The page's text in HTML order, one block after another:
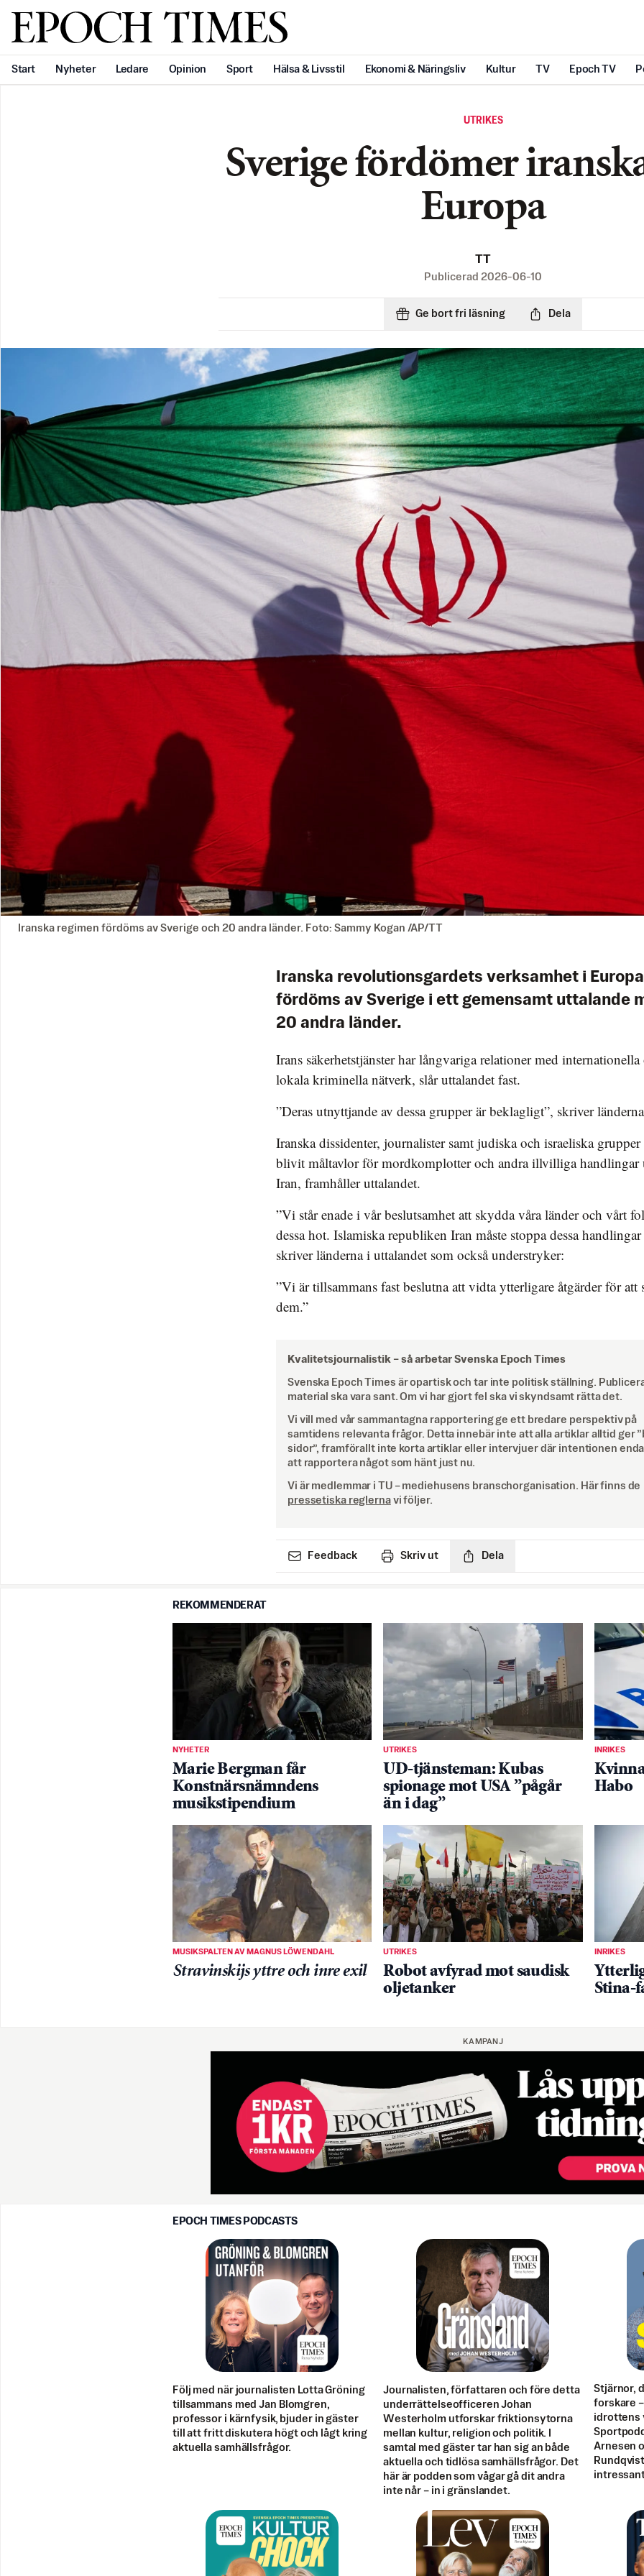
Svenska Epoch Times
Start Nyheter Ledare Opinion Sport Hälsa & Livsstil Ekonomi & Näringsliv Kultur TV Epoch TV
UTRIKES
Sverige fördömer
Europa
TT
Publicerad 2026-06-10
Ge bort fri läsning Dela
Iranska regimen fördöms av Sverige och 20 andra länder. Foto: Sammy Kogan /AP/TT
Iranska revolutionsgardets verksamhet i Europa
fördöms av Sverige i ett gemensamt uttalande
20 andra länder.
Irans säkerhetstjänster har långvariga relationer med internationella
lokala kriminella nätverk, slår uttalandet fast.
”Deras utnyttjande av dessa grupper är beklagligt”, skriver
Iranska dissidenter, journalister samt judiska och israeliska grupper
blivit måltavlor för mordkomplotter och andra illvilliga handlingar
Iran, framhåller uttalandet.
”Vi står enade i vår beslutsamhet att skydda våra länder och vårt
dessa hot. Islamiska republiken Iran måste stoppa dessa
skriver länderna i uttalandet som också understryker:
”Vi är tillsammans fast beslutna att vidta ytterligare åtgärder för att
dem.”
Kvalitetsjournalistik – så arbetar Svenska Epoch Times
Svenska Epoch Times är opartisk och tar inte politisk ställning.
material ska vara sant. Om vi har gjort fel ska vi skyndsamt rätta det.
Vi vill med vår sammantagna rapportering ge ett bredare perspektiv på
samtidens relevanta frågor. Detta innebär inte att alla artiklar alltid ger
sidor”, framförallt inte korta artiklar eller intervjuer där intentionen
att rapportera något som hänt just nu.
Vi är medlemmar i TU – mediehusens branschorganisation. Här finns de
pressetiska reglerna vi följer.
Feedback Skriv ut Dela
REKOMMENDERAT
NYHETER
Marie Bergman får
Konstnärsnämndens
musikstipendium
UTRIKES
UD-tjänsteman: Kubas
spionage mot USA ”pågår
än i dag”
INRIKES
Habo
MUSIKSPALTEN AV MAGNUS LÖWENDAHL
Stravinskijs yttre och inre exil
UTRIKES
Robot avfyrad mot saudisk
oljetanker
INRIKES
Stina-
KAMPANJ
EPOCH TIMES PODCASTS
Följ med när journalisten Lotta Gröning
tillsammans med Jan Blomgren,
professor i kärnfysik, bjuder in gäster
till att fritt diskutera högt och lågt kring
aktuella samhällsfrågor.
Journalisten, författaren och före detta
underrättelseofficeren Johan
Westerholm utforskar friktionsytorna
mellan kultur, religion och politik. I
samtal med gäster tar han sig an både
aktuella och tidlösa samhällsfrågor. Det
här är podden som vågar gå dit andra
inte når – in i gränslandet.
Stjärnor,
forskare
idrottens
Arnesen